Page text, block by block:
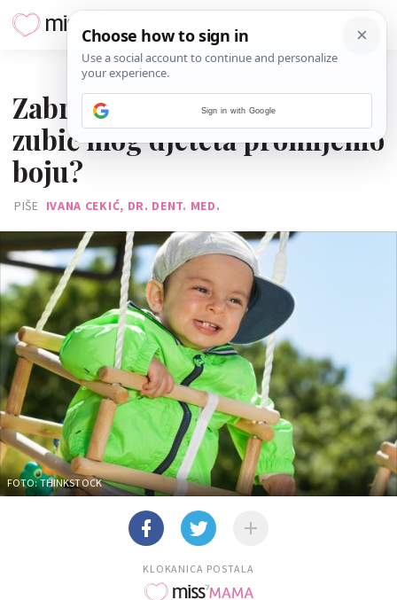
Zabrinuta mama: Zašto je
zubić mog djeteta promijenio
boju?
PIŠE IVANA CEKIĆ, DR. DENT. MED.
FOTO: THINKSTOCK
KLOKANICA POSTALA
Sign in with Google